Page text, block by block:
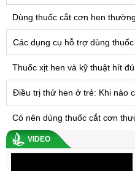
Dùng thuốc cắt cơn hen
Thuốc xịt hen và kỹ thuật hít
Điều trị thử hen ở trẻ: Khi nào
Có nên dùng thuốc cắt cơn
VIDEO